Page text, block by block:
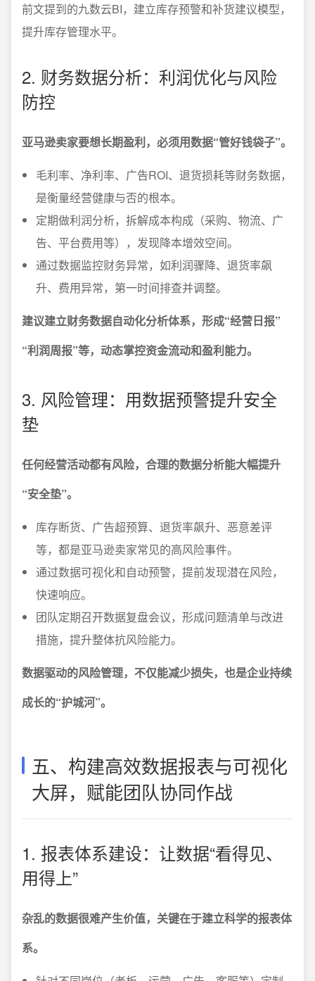
前文提到的九数云BI，建立库存预警和补货建议模型，
提升库存管理水平。
2. 财务数据分析：利润优化与风险
防控
亚马逊卖家要想长期盈利，必须用数据“管好钱袋子”。
毛利率、净利率、广告ROI、退货损耗等财务数据，
是衡量经营健康与否的根本。
定期做利润分析，拆解成本构成（采购、物流、广
告、平台费用等），发现降本增效空间。
通过数据监控财务异常，如利润骤降、退货率飙
升、费用异常，第一时间排查并调整。
建议建立财务数据自动化分析体系，形成“经营日报”
“利润周报”等，动态掌控资金流动和盈利能力。
3. 风险管理：用数据预警提升安全
垫
任何经营活动都有风险，合理的数据分析能大幅提升
“安全垫”。
库存断货、广告超预算、退货率飙升、恶意差评
等，都是亚马逊卖家常见的高风险事件。
通过数据可视化和自动预警，提前发现潜在风险，
快速响应。
团队定期召开数据复盘会议，形成问题清单与改进
措施，提升整体抗风险能力。
数据驱动的风险管理，不仅能减少损失，也是企业持续
成长的“护城河”。
五、构建高效数据报表与可视化
大屏，赋能团队协同作战
1. 报表体系建设：让数据“看得见、
用得上”
杂乱的数据很难产生价值，关键在于建立科学的报表体
系。